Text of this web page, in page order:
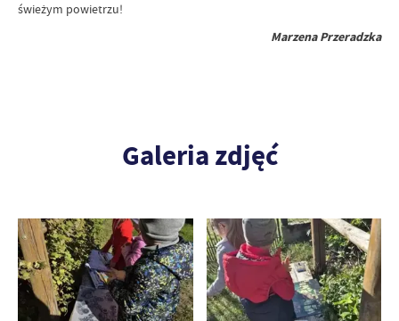
świeżym powietrzu!
Marzena Przeradzka
Galeria zdjęć